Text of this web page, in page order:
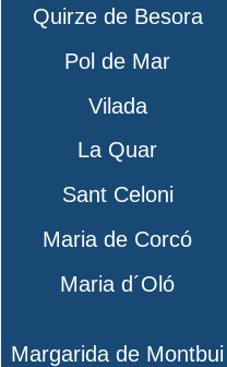
Quirze de Besora
Pol de Mar
Vilada
La Quar
Sant Celoni
Maria de Corcó
Maria d´Oló
Margarida de Montbui